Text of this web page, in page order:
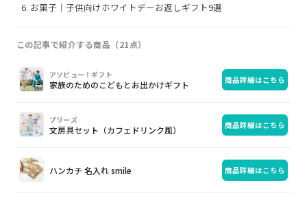
お菓子｜子供向けホワイトデーお返しギフト9選
この記事で紹介する商品（21点）
画
像
商
品
購
入
アソビュー！ギフト
家族のためのこどもとお出かけギフト 商品詳細はこちら
プリーズ
文房具セット（カフェドリンク風） 商品詳細はこちら
ハンカチ 名入れ smile 商品詳細はこちら